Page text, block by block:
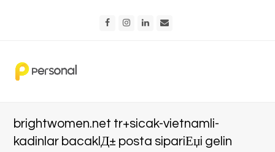
FacebookInstagram
LinkedIn
brightwomen.net tr+sicak-vietnamli-
kadinlar bacaklД± posta sipariЕџi gelin